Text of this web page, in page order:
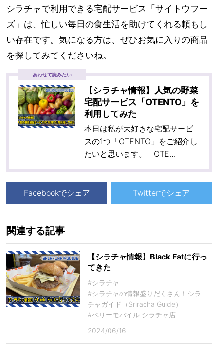
シラチャで利用できる宅配サービス「サイトウフー
ズ」は、忙しい毎日の食生活を助けてくれる頼もし
い存在です。気になる方は、ぜひお気に入りの商品
を探してみてくださいね。
あわせて読みたい
【シラチャ情報】人気の野菜
宅配サービス「OTENTO」を
利用してみた
本日は私が大好きな宅配サービ
スの1つ「OTENTO」をご紹介し
たいと思います。 OTE…
Facebookでシェア Twitterでシェア
関連する記事
【シラチャ情報】Black Fatに行っ
てきた
#シラチャ
#シラチャの情報盛りだくさん！シラ
チャガイド（Sriracha Guide）
#ベリーモバイル シラチャ店
2024/06/16